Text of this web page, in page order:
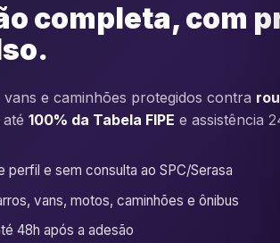
completa, com
e caminhões protegidos contra
100% da Tabela FIPE e assistência
perfil e sem consulta ao SPC/Serasa
vans, motos, caminhões e ônibus
48h após a adesão